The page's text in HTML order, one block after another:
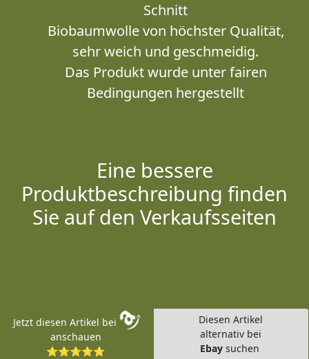
Schnitt
Biobaumwolle von höchster Qualität,
sehr weich und geschmeidig.
Das Produkt wurde unter fairen
Bedingungen hergestellt
Eine bessere
Produktbeschreibung finden
Sie auf den Verkaufsseiten
Jetzt diesen Artikel bei
anschauen
⭐⭐⭐⭐⭐
Diesen Artikel
alternativ bei
Ebay suchen